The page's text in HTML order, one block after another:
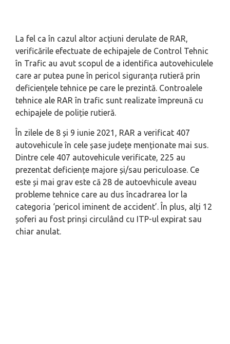
La fel ca în cazul altor acțiuni derulate de RAR,
verificările efectuate de echipajele de Control Tehnic
în Trafic au avut scopul de a identifica autovehiculele
care ar putea pune în pericol siguranța rutieră prin
deficiențele tehnice pe care le prezintă. Controalele
tehnice ale RAR în trafic sunt realizate împreună cu
echipajele de poliție rutieră.
În zilele de 8 și 9 iunie 2021, RAR a verificat 407
autovehicule în cele șase județe menționate mai sus.
Dintre cele 407 autovehicule verificate, 225 au
prezentat deficiențe majore și/sau periculoase. Ce
este și mai grav este că 28 de autoevhicule aveau
probleme tehnice care au dus încadrarea lor la
categoria ‘pericol iminent de accident’. În plus, alți 12
șoferi au fost prinși circulând cu ITP-ul expirat sau
chiar anulat.